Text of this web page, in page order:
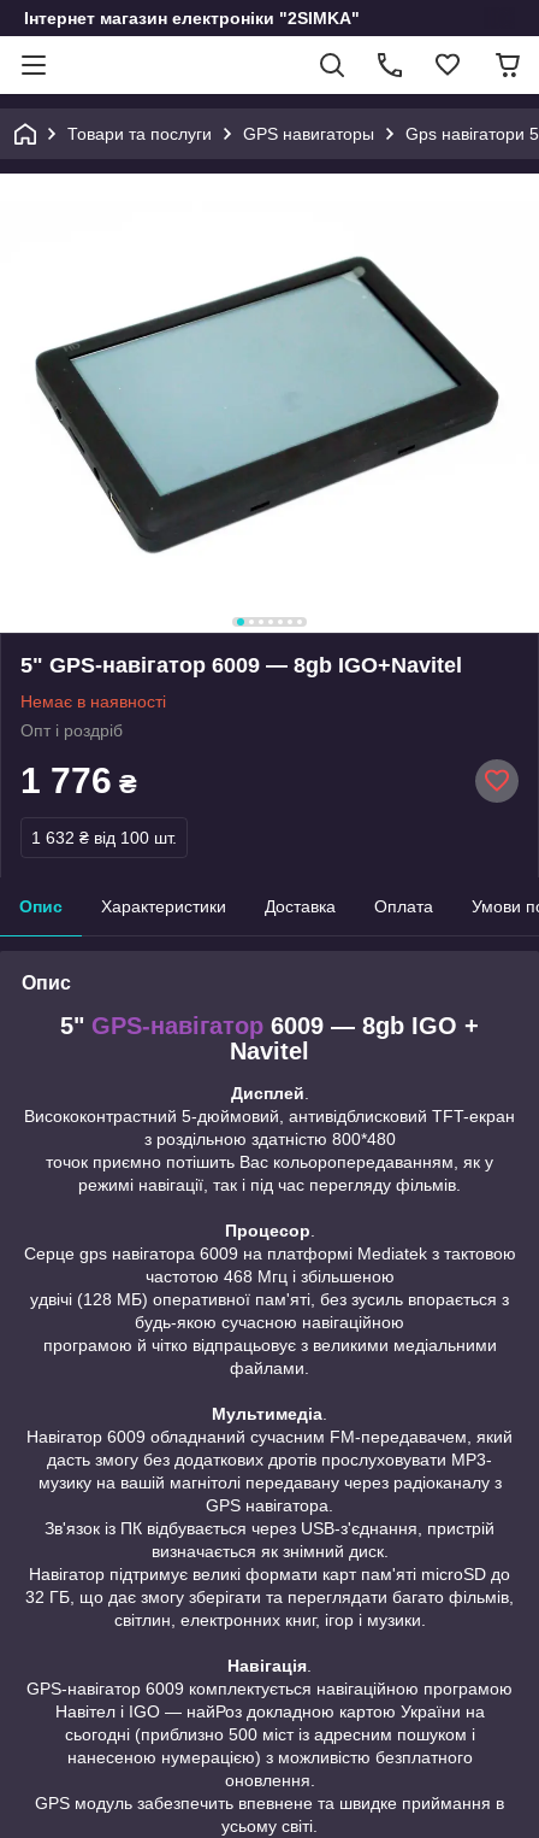
Інтернет магазин електроніки "2SIMKA"
Товари та послуги GPS навигаторы Gps навігатори
5" GPS-навігатор 6009 — 8gb IGO+Navitel
Немає в наявності
Опт і роздріб
1 776 ₴
1 632 ₴ від 100 шт.
Опис Характеристики Доставка Оплата Умови
Опис
5" GPS-навігатор 6009 — 8gb IGO +
Navitel
Дисплей.
Висококонтрастний 5-дюймовий, антивідблисковий TFT-екран
з роздільною здатністю 800*480
точок приємно потішить Вас кольоропередаванням, як у
режимі навігації, так і під час перегляду фільмів.
Процесор.
Серце gps навігатора 6009 на платформі Mediatek з тактовою
частотою 468 Мгц і збільшеною
удвічі (128 МБ) оперативної пам'яті, без зусиль впорається з
будь-якою сучасною навігаційною
програмою й чітко відпрацьовує з великими медіальними
файлами.
Мультимедіа.
Навігатор 6009 обладнаний сучасним FM-передавачем, який
дасть змогу без додаткових дротів прослуховувати MP3-
музику на вашій магнітолі передавану через радіоканалу з
GPS навігатора.
Зв'язок із ПК відбувається через USB-з'єднання, пристрій
визначається як знімний диск.
Навігатор підтримує великі формати карт пам'яті microSD до
32 ГБ, що дає змогу зберігати та переглядати багато фільмів,
світлин, електронних книг, ігор і музики.
Навігація.
GPS-навігатор 6009 комплектується навігаційною програмою
Навітел і IGO — найРоз докладною картою України на
сьогодні (приблизно 500 міст із адресним пошуком і
нанесеною нумерацією) з можливістю безплатного
оновлення.
GPS модуль забезпечить впевнене та швидке приймання в
усьому світі.